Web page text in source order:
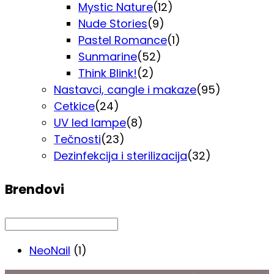
Mystic Nature(12)
Nude Stories(9)
Pastel Romance(1)
Sunmarine(52)
Think Blink!(2)
Nastavci, cangle i makaze(95)
Cetkice(24)
UV led lampe(8)
Tečnosti(23)
Dezinfekcija i sterilizacija(32)
Brendovi
NeoNail (1)